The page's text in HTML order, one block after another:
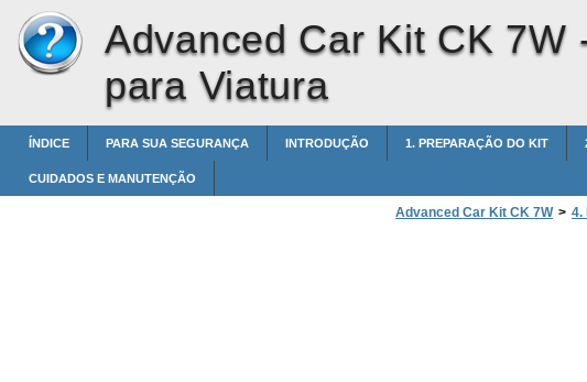
Advanced Car Kit CK 7W
para Viatura
ÍNDICE PARA SUA SEGURANÇA INTRODUÇÃO 1. PREPARAÇÃO DO KIT
CUIDADOS E MANUTENÇÃO
Advanced Car Kit CK 7W > 4.